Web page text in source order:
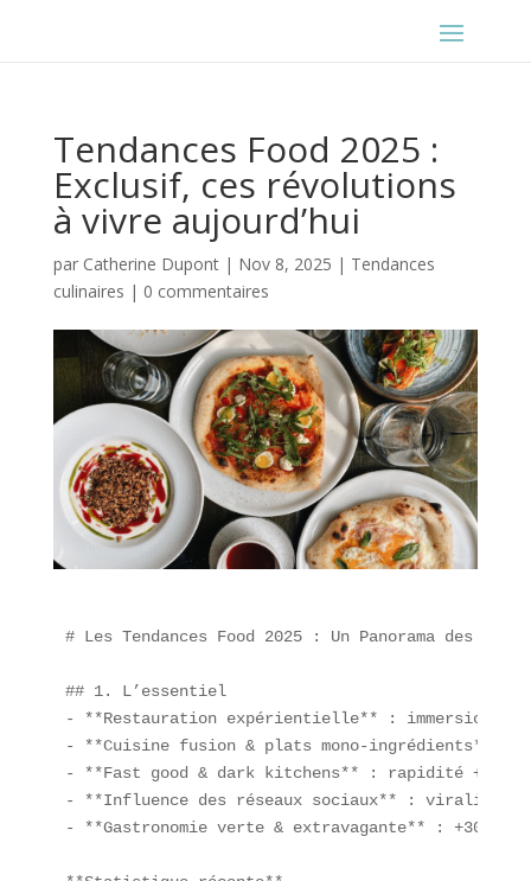
Tendances Food 2025 :
Exclusif, ces révolutions
à vivre aujourd’hui
par Catherine Dupont| Nov 8, 2025 | Tendances
culinaires | 0 commentaires
# Les Tendances Food 2025 : Un Panorama des
## 1. L’essentiel
- **Restauration expérientielle** : immersion
- **Cuisine fusion & plats mono-ingrédients** :
- **Fast good & dark kitchens** : rapidité +
- **Influence des réseaux sociaux** : viralité
- **Gastronomie verte & extravagante** : +30 %